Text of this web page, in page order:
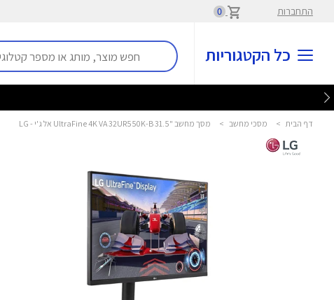
התחברות 0
כל הקטגוריות
דף הבית > מסכי מחשב > מסך מחשב "31.5 UltraFine 4K VA 32UR550K-B אל ג'י - LG